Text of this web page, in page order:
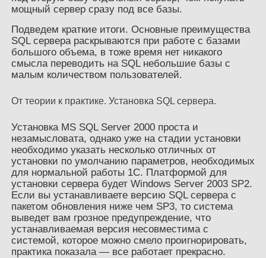
мощный сервер сразу под все базы.
Подведем краткие итоги. Основные преимущества
SQL сервера раскрываются при работе с базами
большого объема, в тоже время нет никакого
смысла переводить на SQL небольшие базы с
малым количеством пользователей.
От теории к практике. Установка SQL сервера.
Установка MS SQL Server 2000 проста и
незамысловата, однако уже на стадии установки
необходимо указать несколько отличных от
установки по умолчанию параметров, необходимых
для нормальной работы 1С. Платформой для
установки сервера будет Windows Server 2003 SP2.
Если вы устанавливаете версию SQL сервера с
пакетом обновления ниже чем SP3, то система
выведет вам грозное предупреждение, что
устанавливаемая версия несовместима с
системой, которое можно смело проигнорировать,
практика показала — все работает прекрасно.